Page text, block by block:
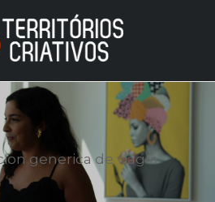
generica de viagra